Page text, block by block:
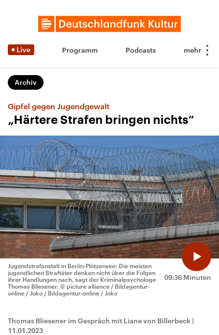
Live Programm Podcasts
Archiv
Gipfel gegen Jugendgewalt
„Härtere Strafen bringen nichts“
09:36 Minuten
Jugendstrafanstalt in Berlin-Plötzensee: Die meisten
jugendlichen Straftäter denken nicht über die Folgen
ihrer Handlungen nach, sagt der Kriminalpsychologe
Thomas Bliesener. © picture alliance / Bildagentur-
online / Joko / Bildagentur-online / Joko
Thomas Bliesener im Gespräch mit Liane von Billerbeck |
11.01.2023